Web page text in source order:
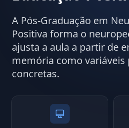
A Pós-Graduação em
Positiva forma o
ajusta a aula a partir de
memória como variáveis
concretas.